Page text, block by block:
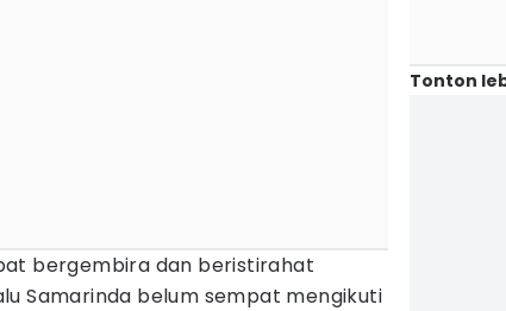
bergembira dan beristirahat
Samarinda belum sempat mengikuti
Tonton